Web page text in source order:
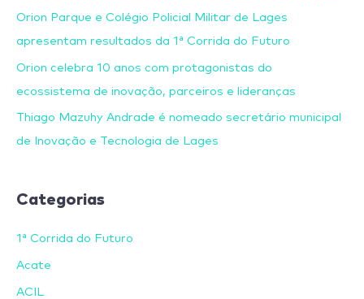
Orion Parque e Colégio Policial Militar de Lages
apresentam resultados da 1ª Corrida do Futuro
Orion celebra 10 anos com protagonistas do
ecossistema de inovação, parceiros e lideranças
Thiago Mazuhy Andrade é nomeado secretário municipal
de Inovação e Tecnologia de Lages
Categorias
1ª Corrida do Futuro
Acate
ACIL